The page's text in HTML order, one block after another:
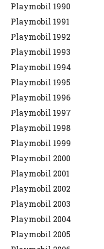
Playmobil 1990
Playmobil 1991
Playmobil 1992
Playmobil 1993
Playmobil 1994
Playmobil 1995
Playmobil 1996
Playmobil 1997
Playmobil 1998
Playmobil 1999
Playmobil 2000
Playmobil 2001
Playmobil 2002
Playmobil 2003
Playmobil 2004
Playmobil 2005